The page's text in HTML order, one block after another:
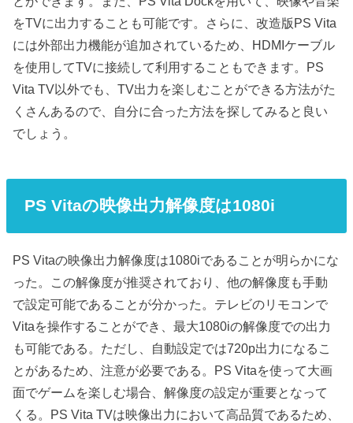
をTVに出力することも可能です。さらに、改造版PS Vita
には外部出力機能が追加されているため、HDMIケーブル
を使用してTVに接続して利用することもできます。PS
Vita TV以外でも、TV出力を楽しむことができる方法がた
くさんあるので、自分に合った方法を探してみると良い
でしょう。
PS Vitaの映像出力解像度は1080i
PS Vitaの映像出力解像度は1080iであることが明らかにな
った。この解像度が推奨されており、他の解像度も手動
で設定可能であることが分かった。テレビのリモコンで
Vitaを操作することができ、最大1080iの解像度での出力
も可能である。ただし、自動設定では720p出力になるこ
とがあるため、注意が必要である。PS Vitaを使って大画
面でゲームを楽しむ場合、解像度の設定が重要となって
くる。PS Vita TVは映像出力において高品質であるため、